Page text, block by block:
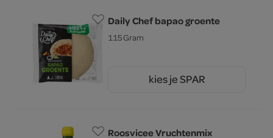
Daily Chef bapao groente
115 Gram
kies je SPAR
Roosvicee Vruchtenmix